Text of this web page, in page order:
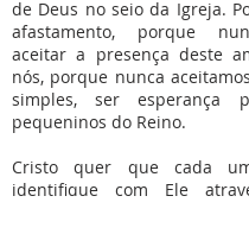
de Deus no seio da Igreja.
afastamento, porque
aceitar a presença deste
nós, porque nunca
simples, ser esperança
pequeninos do Reino.
Cristo quer que cada
identifique com Ele